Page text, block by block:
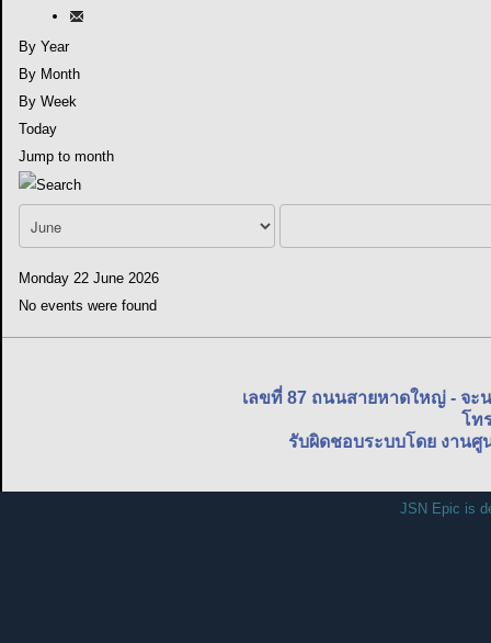
By Year
By Month
By Week
Today
Jump to month
Monday 22 June 2026
No events were found
เลขที่ 87 ถนนสายหาดใหญ่ - จ
โท
รับผิดชอบระบบโดย งาน
JSN Epic is